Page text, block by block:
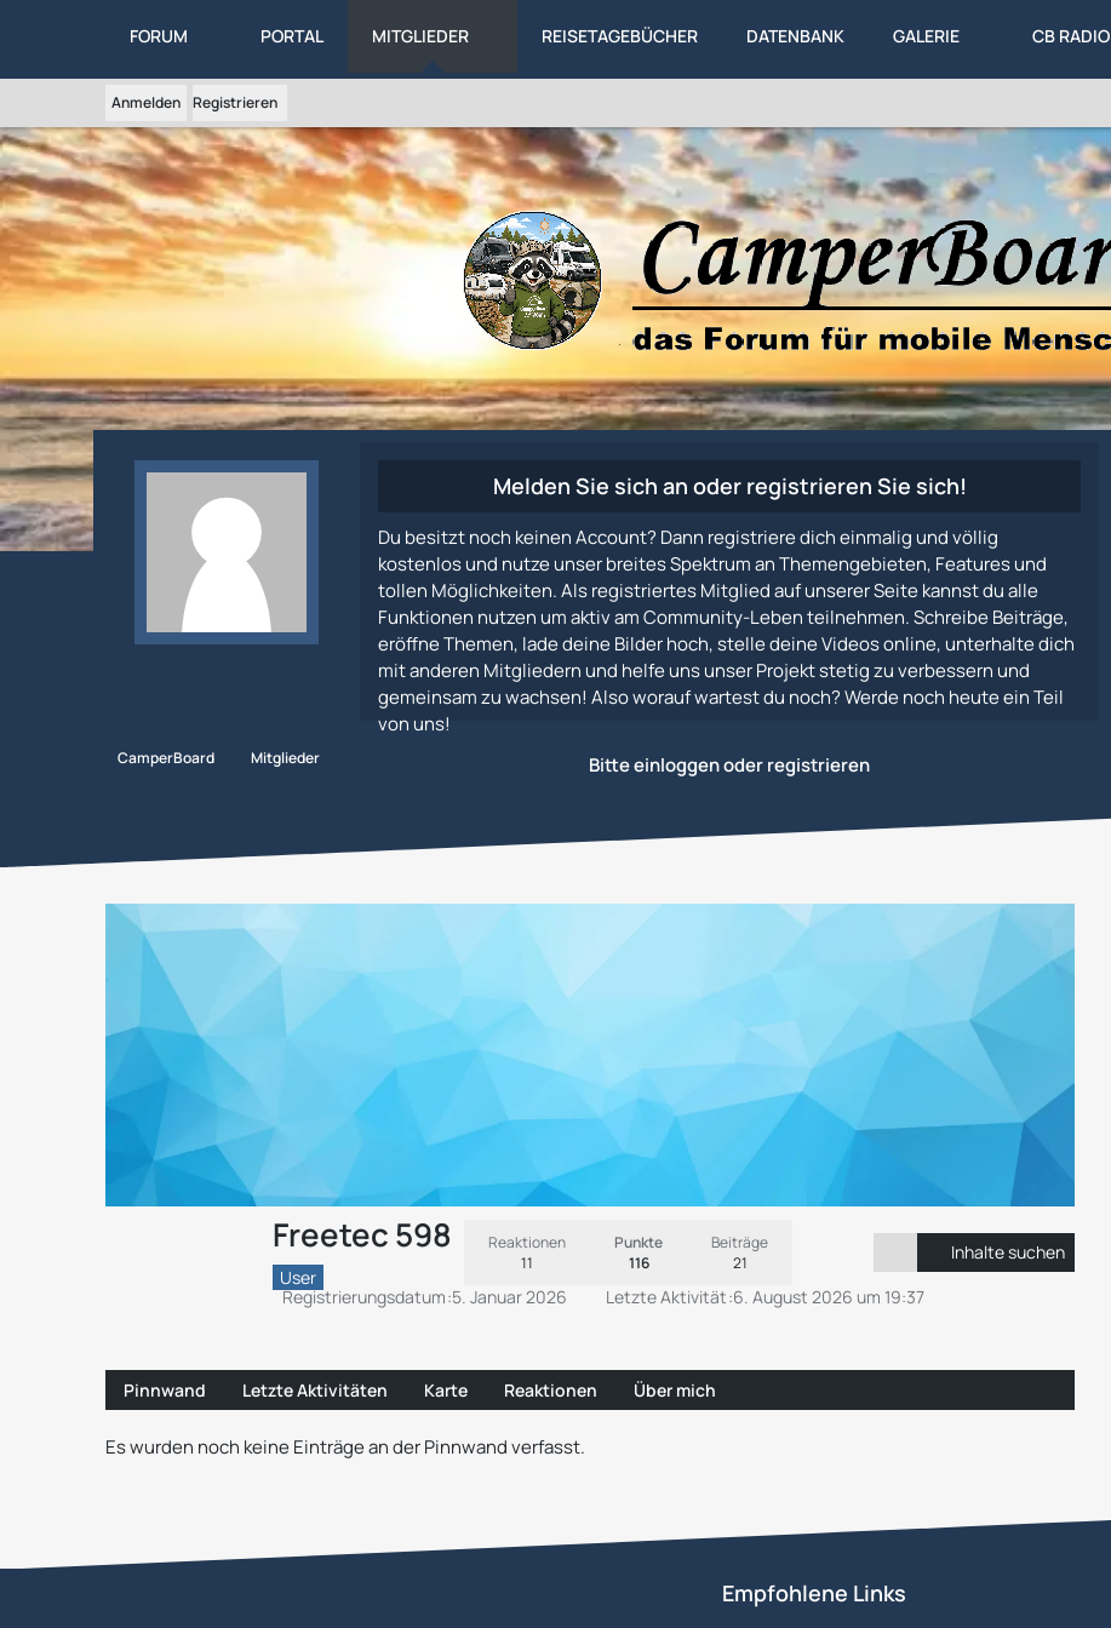
FORUM PORTAL MITGLIEDER REISETAGEBÜCHER DATENBANK GALERIE CB RADIO
Anmelden Registrieren
Melden Sie sich an oder registrieren Sie sich!
Du besitzt noch keinen Account? Dann registriere dich einmalig und völlig
kostenlos und nutze unser breites Spektrum an Themengebieten, Features und
tollen Möglichkeiten. Als registriertes Mitglied auf unserer Seite kannst du alle
Funktionen nutzen um aktiv am Community-Leben teilnehmen. Schreibe Beiträge,
eröffne Themen, lade deine Bilder hoch, stelle deine Videos online, unterhalte dich
mit anderen Mitgliedern und helfe uns unser Projekt stetig zu verbessern und
gemeinsam zu wachsen! Also worauf wartest du noch? Werde noch heute ein Teil
von uns!
Bitte einloggen oder registrieren
CamperBoard Mitglieder
Freetec 598
User
Reaktionen
11
Punkte
116
Beiträge
21
Inhalte suchen
Registrierungsdatum 5. Januar 2026 Letzte Aktivität 6. August 2026 um 19:37
Pinnwand Letzte Aktivitäten Karte Reaktionen Über mich
Es wurden noch keine Einträge an der Pinnwand verfasst.
Empfohlene Links